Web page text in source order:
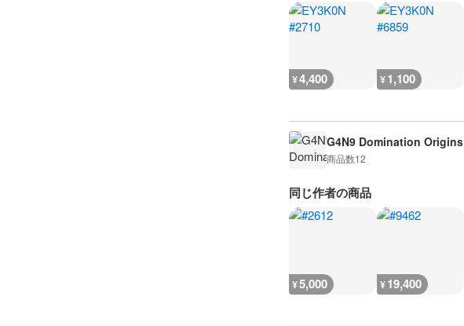
¥4,400 ¥1,100
G4N9 Domination Origins
商品数12
同じ作者の商品
¥5,000 ¥19,400